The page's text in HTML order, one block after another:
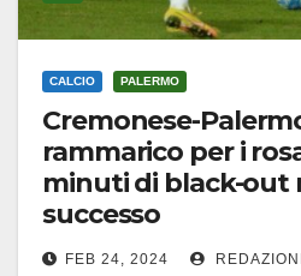
CALCIO PALERMO
Cremonese-
rammarico per i
minuti di black-out
successo
FEB 24, 2024